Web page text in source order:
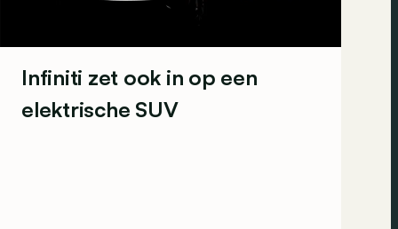
Infiniti zet ook in op een
elektrische SUV